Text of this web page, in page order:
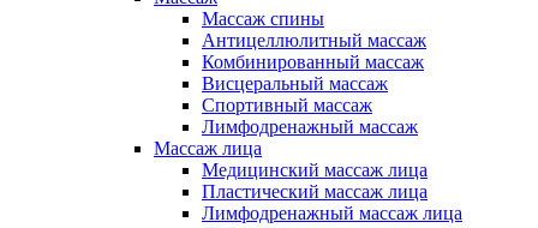
Массаж спины
Антицеллюлитный массаж
Комбинированный массаж
Висцеральный массаж
Спортивный массаж
Лимфодренажный массаж
Массаж лица
Медицинский массаж лица
Пластический массаж лица
Лимфодренажный массаж лица